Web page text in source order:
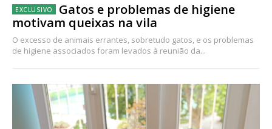
Gatos e problemas de higiene
motivam queixas na vila
O excesso de animais errantes, sobretudo gatos, e os problemas
de higiene associados foram levados à reunião da...